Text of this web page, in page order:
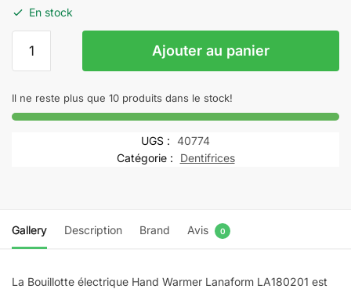
En stock
HAND
WARMER
Ajouter au panier
Il ne reste plus que 10 produits dans le stock!
UGS : 40774
Catégorie :
Dentifrices
Gallery Description Brand Avis 0
La Bouillotte électrique Hand Warmer Lanaform LA180201 est